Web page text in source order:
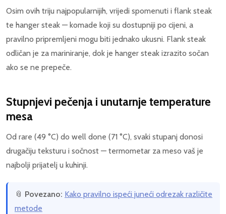
Osim ovih triju najpopularnijih, vrijedi spomenuti i flank steak
te hanger steak — komade koji su dostupniji po cijeni, a
pravilno pripremljeni mogu biti jednako ukusni. Flank steak
odličan je za mariniranje, dok je hanger steak izrazito sočan
ako se ne prepeče.
Stupnjevi pečenja i unutarnje temperature
mesa
Od rare (49 °C) do well done (71 °C), svaki stupanj donosi
drugačiju teksturu i sočnost — termometar za meso vaš je
najbolji prijatelj u kuhinji.
📎 Povezano: Kako pravilno ispeći juneći odrezak različite
metode